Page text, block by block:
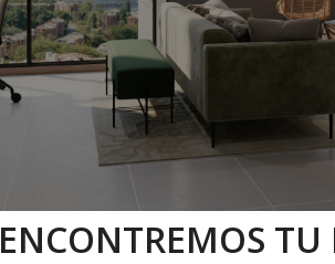
ENCONTREMOS TU